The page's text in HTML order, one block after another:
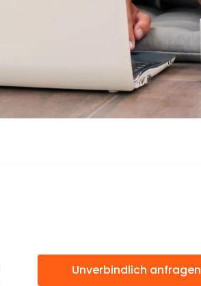
Unverbindlich anfragen